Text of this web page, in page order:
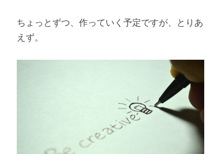
ちょっとずつ、作っていく予定ですが、とりあ
えず。